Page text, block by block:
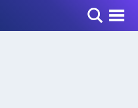
Toggle Menu